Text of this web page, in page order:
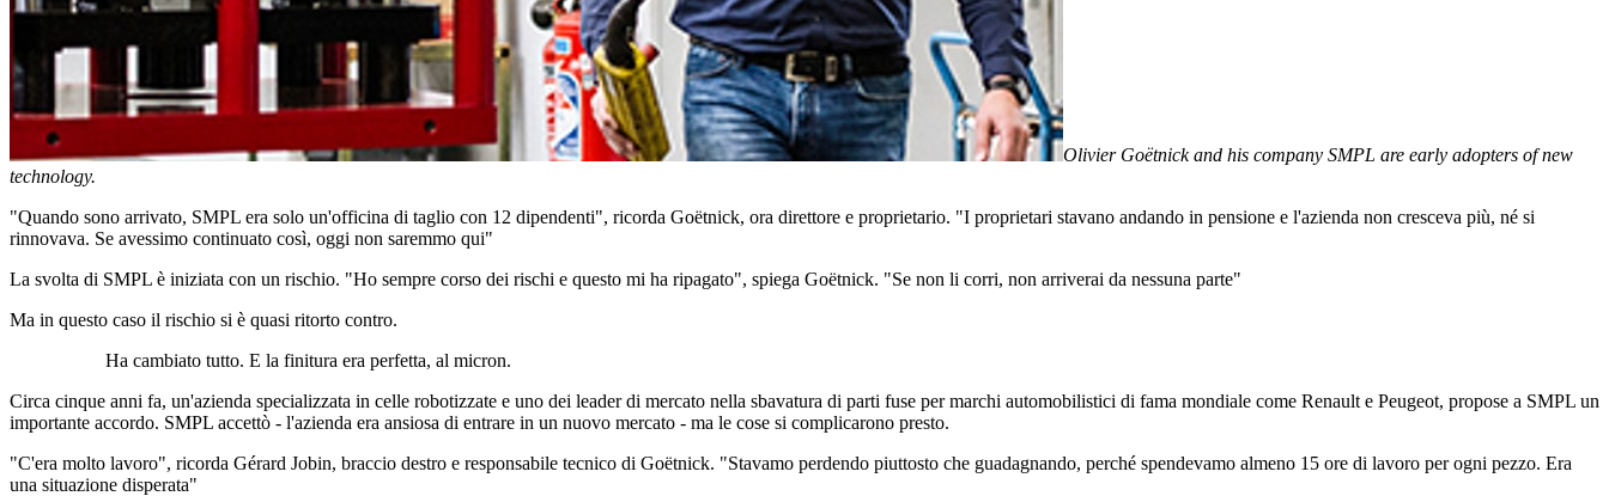
Olivier Goëtnick and his company SMPL are early adopters of new
technology.
"Quando sono arrivato, SMPL era solo un'officina di taglio con 12 dipendenti", ricorda Goëtnick, ora direttore e proprietario. "I proprietari stavano andando in pensione e l'azienda non cresceva più, né si
rinnovava. Se avessimo continuato così, oggi non saremmo qui"
La svolta di SMPL è iniziata con un rischio. "Ho sempre corso dei rischi e questo mi ha ripagato", spiega Goëtnick. "Se non li corri, non arriverai da nessuna parte"
Ma in questo caso il rischio si è quasi ritorto contro.
Ha cambiato tutto. E la finitura era perfetta, al micron.
Circa cinque anni fa, un'azienda specializzata in celle robotizzate e uno dei leader di mercato nella sbavatura di parti fuse per marchi automobilistici di fama mondiale come Renault e Peugeot, propose a SMPL un
importante accordo. SMPL accettò - l'azienda era ansiosa di entrare in un nuovo mercato - ma le cose si complicarono presto.
"C'era molto lavoro", ricorda Gérard Jobin, braccio destro e responsabile tecnico di Goëtnick. "Stavamo perdendo piuttosto che guadagnando, perché spendevamo almeno 15 ore di lavoro per ogni pezzo. Era
una situazione disperata"